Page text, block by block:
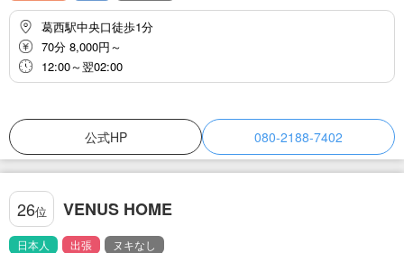
葛西駅中央口徒歩1分
70分 8,000円～
12:00～翌02:00
公式HP 080-2188-7402
26位 VENUS HOME
日本人 出張 ヌキなし